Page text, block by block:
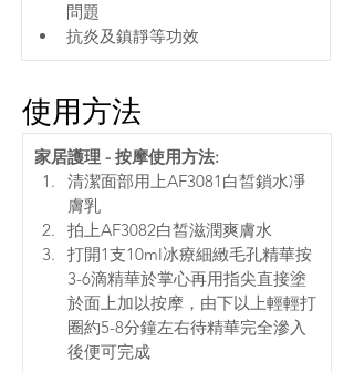
問題
抗炎及鎮靜等功效
使用方法
家居護理 - 按摩使用方法:
清潔面部用上AF3081白皙鎖水凈
膚乳
拍上AF3082白皙滋潤爽膚水
打開1支10ml冰療細緻毛孔精華按
3-6滴精華於掌心再用指尖直接塗
於面上加以按摩，由下以上輕輕打
圈約5-8分鐘左右待精華完全滲入
後便可完成